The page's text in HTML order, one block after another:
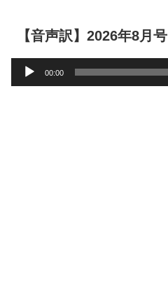
【音声訳】2026年8月号
声
00:00